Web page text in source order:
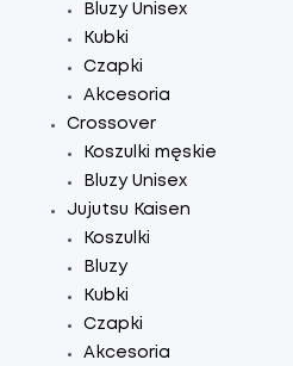
Bluzy Unisex
Kubki
Czapki
Akcesoria
Crossover
Koszulki męskie
Bluzy Unisex
Jujutsu Kaisen
Koszulki
Bluzy
Kubki
Czapki
Akcesoria